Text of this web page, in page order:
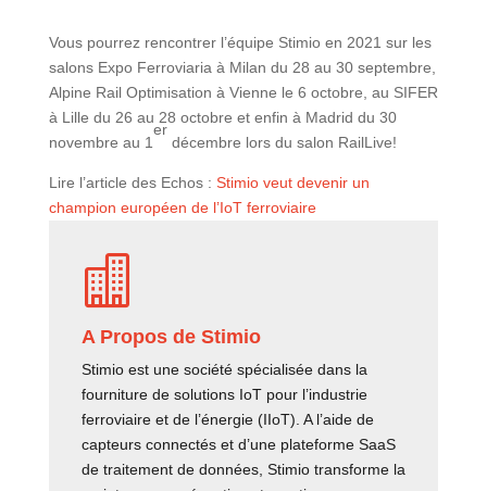
Vous pourrez rencontrer l’équipe Stimio en 2021 sur les
salons Expo Ferroviaria à Milan du 28 au 30 septembre,
Alpine Rail Optimisation à Vienne le 6 octobre, au SIFER
à Lille du 26 au 28 octobre et enfin à Madrid du 30
novembre au 1
er
décembre lors du salon RailLive!
Lire l’article des Echos : Stimio veut devenir un
champion européen de l’IoT ferroviaire

A Propos de Stimio
Stimio est une société spécialisée dans la
fourniture de solutions IoT pour l’industrie
ferroviaire et de l’énergie (IIoT). A l’aide de
capteurs connectés et d’une plateforme SaaS
de traitement de données, Stimio transforme la